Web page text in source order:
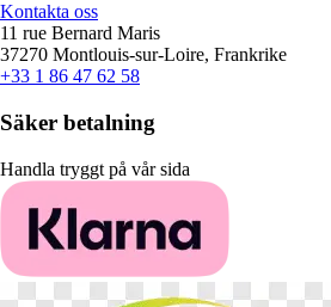
Kontakta oss
11 rue Bernard Maris
37270 Montlouis-sur-Loire, Frankrike
+33 1 86 47 62 58
Säker betalning
Handla tryggt på vår sida